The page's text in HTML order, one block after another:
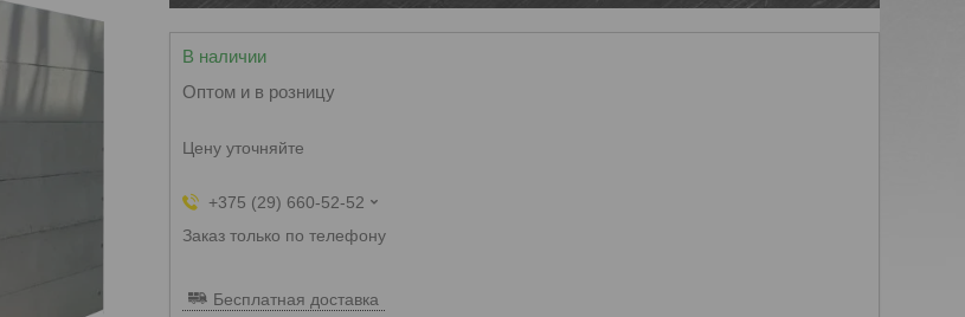
В наличии
Оптом и в розницу
Цену уточняйте
+375 (29) 660-52-52
Заказ только по телефону
Бесплатная доставка